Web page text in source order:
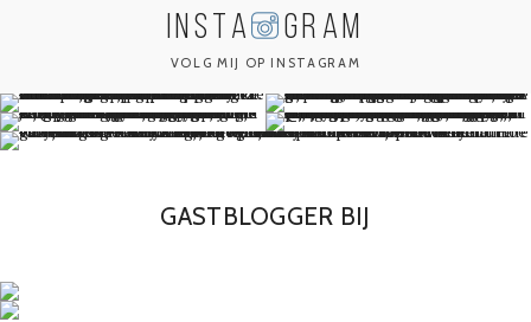
INSTA GRAM
VOLG MIJ OP INSTAGRAM
GASTBLOGGER BIJ